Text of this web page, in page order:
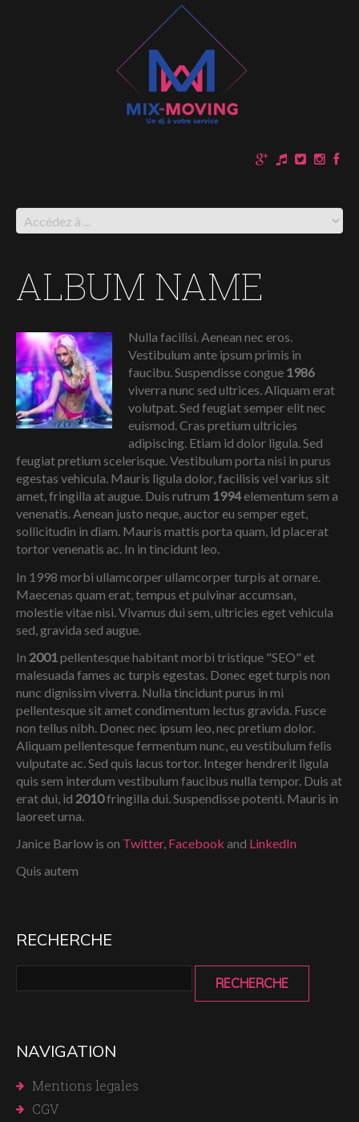
ALBUM NAME
Nulla facilisi. Aenean nec eros.
Vestibulum ante ipsum primis in
faucibu. Suspendisse congue 1986
viverra nunc sed ultrices. Aliquam erat
volutpat. Sed feugiat semper elit nec
euismod. Cras pretium ultricies
adipiscing. Etiam id dolor ligula. Sed
feugiat pretium scelerisque. Vestibulum porta nisi in purus
egestas vehicula. Mauris ligula dolor, facilisis vel varius sit
amet, fringilla at augue. Duis rutrum 1994elementum sem a
venenatis. Aenean justo neque, auctor eu semper eget,
sollicitudin in diam. Mauris mattis porta quam, id placerat
tortor venenatis ac. In in tincidunt leo.
In 1998 morbi ullamcorper ullamcorper turpis at ornare.
Maecenas quam erat, tempus et pulvinar accumsan,
molestie vitae nisi. Vivamus dui sem, ultricies eget vehicula
sed, gravida sed augue.
In 2001pellentesque habitant morbi tristique "SEO" et
malesuada fames ac turpis egestas. Donec eget turpis non
nunc dignissim viverra. Nulla tincidunt purus in mi
pellentesque sit amet condimentum lectus gravida. Fusce
non tellus nibh. Donec nec ipsum leo, nec pretium dolor.
Aliquam pellentesque fermentum nunc, eu vestibulum felis
vulputate ac. Sed quis lacus tortor. Integer hendrerit ligula
quis sem interdum vestibulum faucibus nulla tempor. Duis at
erat dui, id 2010fringilla dui. Suspendisse potenti. Mauris in
laoreet urna.
Janice Barlow is on Twitter, Facebook and LinkedIn
Quis autem
RECHERCHE
NAVIGATION
Mentions legales
CGV